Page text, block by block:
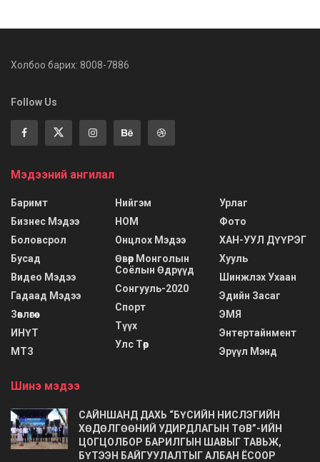
Холбоо барих: 8008-7886
Follow Us
Мэдээний ангилал
Баримт
Бизнес Мэдээ
Боловсрол
Бусад
Видео Мэдээ
Гадаад Мэдээ
Зөвлөгөө
ИНҮТ
МТЗ
Нийгэм
НОМ
Онцлох Мэдээ
Өвөр Монголын
Соёлын Өдрүүд
Сонгууль-2020
Спорт
Түүх
Улс Төр
Урлаг
Фото
ХАН-УУЛ ДҮҮРЭГ
Хууль
Шинжлэх Ухаан
Эдийн Засаг
ЭМЯ
Энтертайнмент
Эрүүл Мэнд
Шинэ мэдээ
САЙНШАНД ДАХЬ “БҮСИЙН НИСЛЭГИЙН
ХӨДӨЛГӨӨНИЙ УДИРДЛАГЫН ТӨВ”-ИЙН
ЦОГЦОЛБОР БАРИЛГЫН ШАВЫГ ТАВЬЖ,
БҮТЭЭН БАЙГУУЛАЛТЫГ АЛБАН ЁСООР